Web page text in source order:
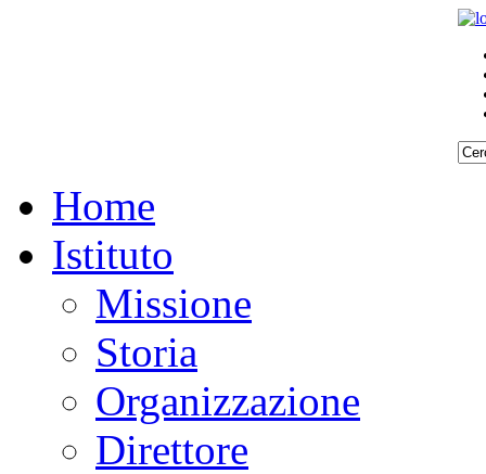
Home
Istituto
Missione
Storia
Organizzazione
Direttore